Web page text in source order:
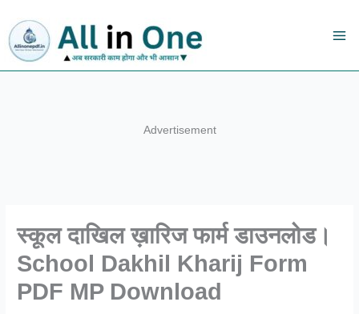
content
Advertisement
स्कूल दाखिल ख़ारिज फार्म डाउनलोड।
School Dakhil Kharij Form
PDF MP Download